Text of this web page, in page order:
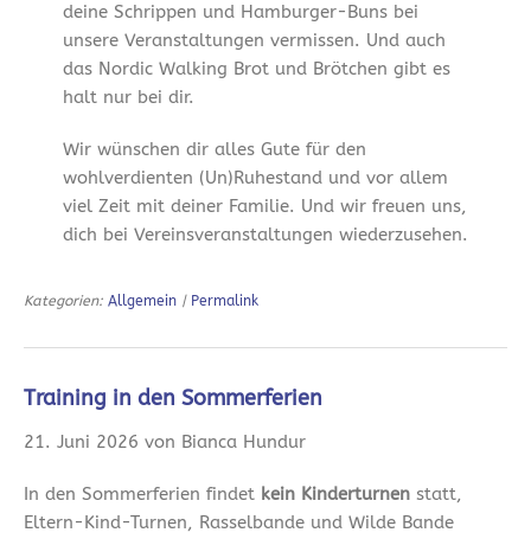
deine Schrippen und Hamburger-Buns bei
unsere Veranstaltungen vermissen. Und auch
das Nordic Walking Brot und Brötchen gibt es
halt nur bei dir.
Wir wünschen dir alles Gute für den
wohlverdienten (Un)Ruhestand und vor allem
viel Zeit mit deiner Familie. Und wir freuen uns,
dich bei Vereinsveranstaltungen wiederzusehen.
Kategorien: Allgemein | Permalink
Training in den Sommerferien
21. Juni 2026 von Bianca Hundur
In den Sommerferien findet kein Kinderturnen statt,
Eltern-Kind-Turnen, Rasselbande und Wilde Bande